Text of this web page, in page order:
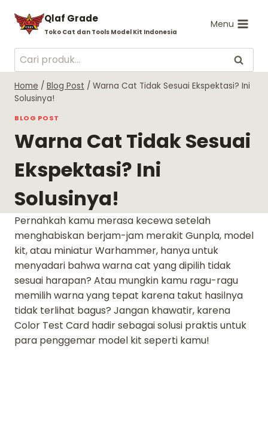
content
Qlaf Grade
Toko Cat dan Tools Model Kit Indonesia
Menu
Pencarian
untuk:
Cari
Home / Blog Post / Warna Cat Tidak Sesuai Ekspektasi? Ini
Solusinya!
BLOG POST
Warna Cat Tidak Sesuai
Ekspektasi? Ini
Solusinya!
Pernahkah kamu merasa kecewa setelah
menghabiskan berjam-jam merakit Gunpla, model
kit, atau miniatur Warhammer, hanya untuk
menyadari bahwa warna cat yang dipilih tidak
sesuai harapan? Atau mungkin kamu ragu-ragu
memilih warna yang tepat karena takut hasilnya
tidak terlihat bagus? Jangan khawatir, karena
Color Test Card hadir sebagai solusi praktis untuk
para penggemar model kit seperti kamu!